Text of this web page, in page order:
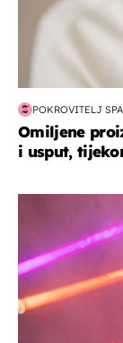
POKROVITELJ
Omiljene
i usput,